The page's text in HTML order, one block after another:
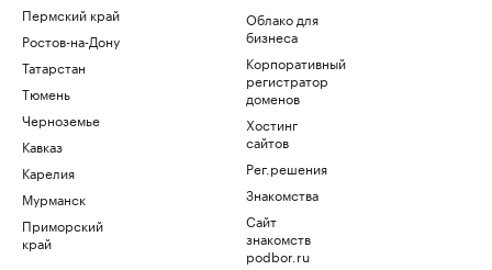
Пермский край
Ростов-на-Дону
Татарстан
Тюмень
Черноземье
Кавказ
Карелия
Мурманск
Приморский
край
Облако для
бизнеса
Корпоративный
регистратор
доменов
Хостинг
сайтов
Рег.решения
Знакомства
Сайт
знакомств
podbor.ru